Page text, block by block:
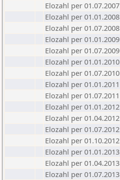
Elozahl per 01.07.2007
Elozahl per 01.01.2008
Elozahl per 01.07.2008
Elozahl per 01.01.2009
Elozahl per 01.07.2009
Elozahl per 01.01.2010
Elozahl per 01.07.2010
Elozahl per 01.01.2011
Elozahl per 01.07.2011
Elozahl per 01.01.2012
Elozahl per 01.04.2012
Elozahl per 01.07.2012
Elozahl per 01.10.2012
Elozahl per 01.01.2013
Elozahl per 01.04.2013
Elozahl per 01.07.2013